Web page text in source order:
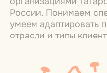
России. Понимаем
умеем адаптировать
отрасли и типы